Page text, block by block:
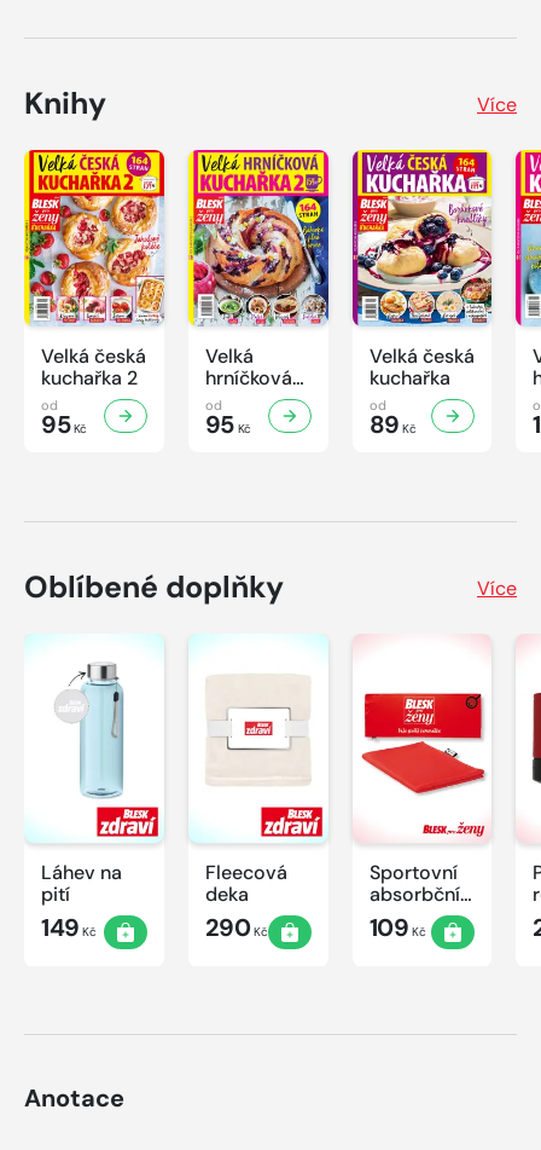
Knihy Více
Velká česká
kuchařka 2
od
95Kč
Velká
hrníčková
kuchařka II
od
95Kč
Velká česká
kuchařka
od
89 Kč
Oblíbené doplňky Více
Láhev na
pití
149 Kč
Fleecová
deka
290Kč
Sportovní
absorbční
ručník
109 Kč
Anotace